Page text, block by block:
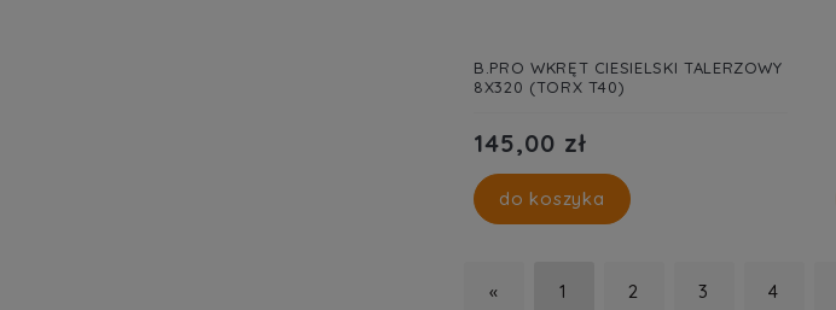
B.PRO WKRĘT CIESIELSKI TALERZOWY
8X320 (TORX T40)
145,00 zł
do koszyka
« 1 2 3 4